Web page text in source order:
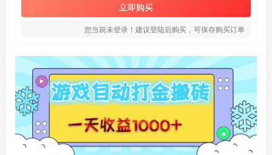
立即购买
您当前未登录！建议登陆后购买，可保存购买订单